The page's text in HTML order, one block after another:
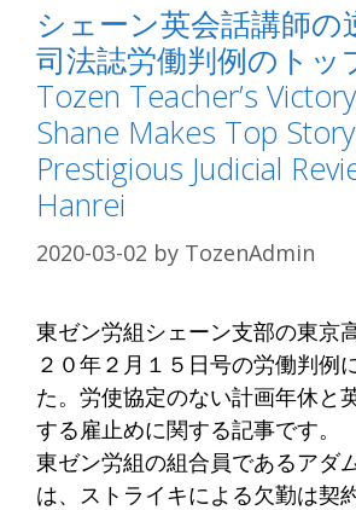
シェーン英会話講師の
司法誌労働判例のトッ
Tozen Teacher’s
Shane Makes Top
Prestigious Judicial
Hanrei
2020-03-02 by TozenAdmin
東ゼン労組シェーン支部の東京
２０年２月１５日号の労働判例
た。労使協定のない計画年休と
する雇止めに関する記事です。
東ゼン労組の組合員であるアダ
は、ストライキによる欠勤は契